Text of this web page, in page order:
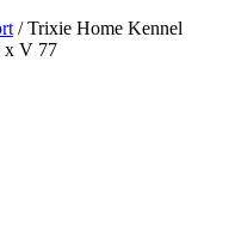
/ Trixie Home Kennel
x V 77